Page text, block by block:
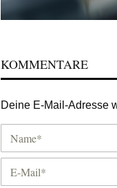
KOMMENTARE
Deine E-Mail-Adresse